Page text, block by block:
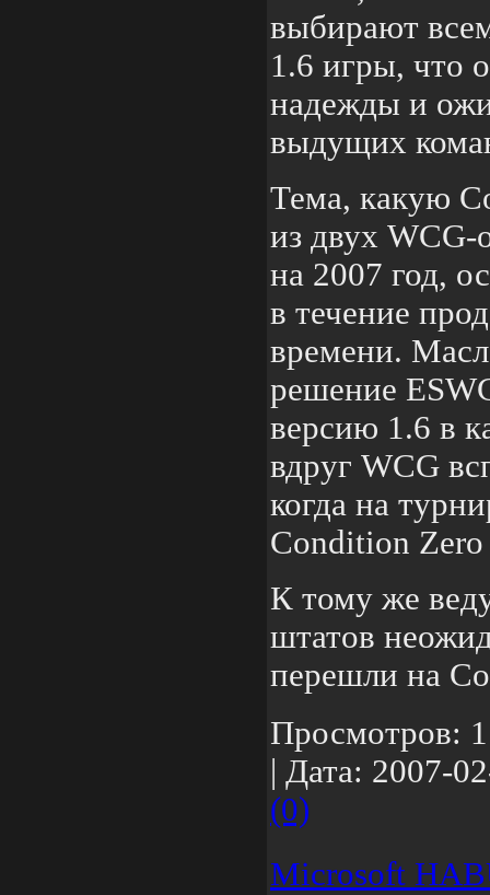
выбирают
1.6 игры, что
надежды и
выдущих
Тема, какую
из двух WCG-
на 2007 год,
в течение
времени.
решение
версию 1.6 в
вдруг WCG
когда на
Condition Zero
К тому же
штатов
перешли на
Просмотров:
Дата: 2007-
(0)
Microsoft